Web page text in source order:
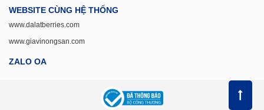
WEBSITE CÙNG HỆ THỐNG
www.dalatberries.com
www.giavinongsan.com
ZALO OA